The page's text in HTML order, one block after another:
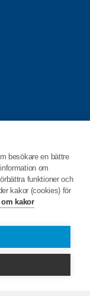
besökare en bättre
om
funktioner och
kakor (cookies) för
om kakor